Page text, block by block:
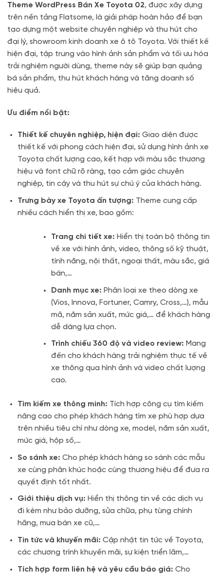
Theme WordPress Bán Xe Toyota 02, được xây dựng
trên nền tảng Flatsome, là giải pháp hoàn hảo để bạn
tạo dựng một website chuyên nghiệp và thu hút cho
đại lý, showroom kinh doanh xe ô tô Toyota. Với thiết kế
hiện đại, tập trung vào hình ảnh sản phẩm và tối ưu hóa
trải nghiệm người dùng, theme này sẽ giúp bạn quảng
bá sản phẩm, thu hút khách hàng và tăng doanh số
hiệu quả.
Ưu điểm nổi bật:
Thiết kế chuyên nghiệp, hiện đại: Giao diện được
thiết kế với phong cách hiện đại, sử dụng hình ảnh xe
Toyota chất lượng cao, kết hợp với màu sắc thương
hiệu và font chữ rõ ràng, tạo cảm giác chuyên
nghiệp, tin cậy và thu hút sự chú ý của khách hàng.
Trưng bày xe Toyota ấn tượng: Theme cung cấp
nhiều cách hiển thị xe, bao gồm:
Trang chi tiết xe: Hiển thị toàn bộ thông tin
về xe với hình ảnh, video, thông số kỹ thuật,
tính năng, nội thất, ngoại thất, màu sắc, giá
bán,…
Danh mục xe: Phân loại xe theo dòng xe
(Vios, Innova, Fortuner, Camry, Cross,…), mẫu
mã, năm sản xuất, mức giá,… để khách hàng
dễ dàng lựa chọn.
Trình chiếu 360 độ và video review: Mang
đến cho khách hàng trải nghiệm thực tế về
xe thông qua hình ảnh và video chất lượng
cao.
Tìm kiếm xe thông minh: Tích hợp công cụ tìm kiếm
nâng cao cho phép khách hàng tìm xe phù hợp dựa
trên nhiều tiêu chí như dòng xe, model, năm sản xuất,
mức giá, hộp số,…
So sánh xe: Cho phép khách hàng so sánh các mẫu
xe cùng phân khúc hoặc cùng thương hiệu để đưa ra
quyết định tốt nhất.
Giới thiệu dịch vụ: Hiển thị thông tin về các dịch vụ
đi kèm như bảo dưỡng, sửa chữa, phụ tùng chính
hãng, mua bán xe cũ,…
Tin tức và khuyến mãi: Cập nhật tin tức về Toyota,
các chương trình khuyến mãi, sự kiện triển lãm,…
Tích hợp form liên hệ và yêu cầu báo giá: Cho